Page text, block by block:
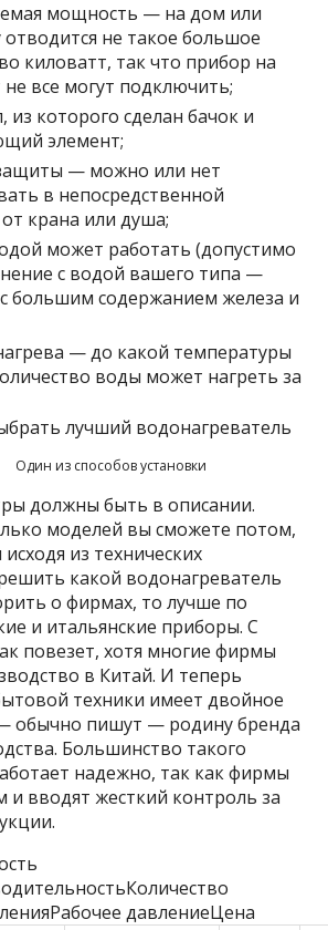
мощность — на дом или
отводится не такое большое
киловатт, так что прибор на
не все могут подключить;
из которого сделан бачок и
элемент;
— можно или нет
в непосредственной
крана или душа;
может работать (допустимо
с водой вашего типа —
большим содержанием железа и
— до какой температуры
воды может нагреть за
Один из способов установки
должны быть в описании.
моделей вы сможете потом,
из технических
какой водонагреватель
о фирмах, то лучше по
и итальянские приборы. С
повезет, хотя многие фирмы
в Китай. И теперь
техники имеет двойное
обычно пишут — родину бренда
Большинство такого
надежно, так как фирмы
вводят жесткий контроль за
давлениеЦена